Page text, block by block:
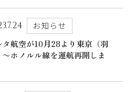
お知らせ
タ航空が10月28より東京（羽
〜ホノルル線を運航再開しま
・カイウラニ
リゾート&スパ